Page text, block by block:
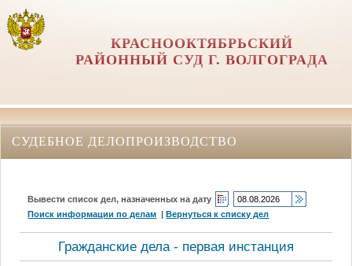
КРАСНООКТЯБРЬСКИЙ
РАЙОННЫЙ СУД Г. ВОЛГОГРАДА
СУДЕБНОЕ ДЕЛОПРОИЗВОДСТВО
Вывести список дел, назначенных на дату
Поиск информации по делам |Вернуться к списку дел
Гражданские дела - первая инстанция